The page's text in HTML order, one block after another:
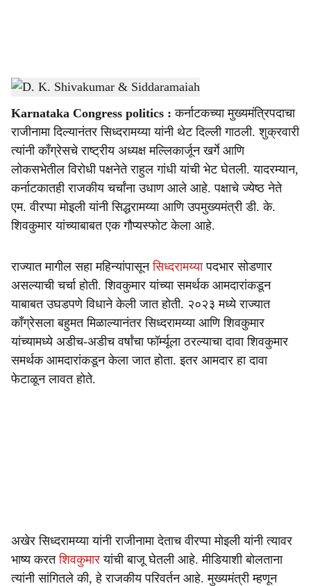
a
r
e
D. K. Shivakumar & Siddaramaiah-Sarkarnama
Karnataka Congress politics : कर्नाटकच्या मुख्यमंत्रि‍पदाचा
राजीनामा दिल्यानंतर सिध्दरामय्या यांनी थेट दिल्ली गाठली. शुक्रवारी
त्यांनी काँग्रेसचे राष्ट्रीय अध्यक्ष मल्लिकार्जून खर्गे आणि
लोकसभेतील विरोधी पक्षनेते राहुल गांधी यांची भेट घेतली. यादरम्यान,
कर्नाटकातही राजकीय चर्चांना उधाण आले आहे. पक्षाचे ज्येष्ठ नेते
एम. वीरप्पा मोइली यांनी सिद्धरामय्या आणि उपमुख्यमंत्री डी. के.
शिवकुमार यांच्याबाबत एक गौप्यस्फोट केला आहे.
राज्यात मागील सहा महिन्यांपासूनसिध्दरामय्यापदभार सोडणार
असल्याची चर्चा होती. शिवकुमार यांच्या समर्थक आमदारांकडून
याबाबत उघडपणे विधाने केली जात होती. २०२३ मध्ये राज्यात
काँग्रेसला बहुमत मिळाल्यानंतर सिध्दरामय्या आणि शिवकुमार
यांच्यामध्ये अडीच-अडीच वर्षांचा फॉर्म्यूला ठरल्याचा दावा शिवकुमार
समर्थक आमदारांकडून केला जात होता. इतर आमदार हा दावा
फेटाळून लावत होते.
अखेर सिध्दरामय्या यांनी राजीनामा देताच वीरप्पा मोइली यांनी त्यावर
भाष्य करतशिवकुमारयांची बाजू घेतली आहे. मीडियाशी बोलताना
त्यांनी सांगितले की, हे राजकीय परिवर्तन आहे. मुख्यमंत्री म्हणून